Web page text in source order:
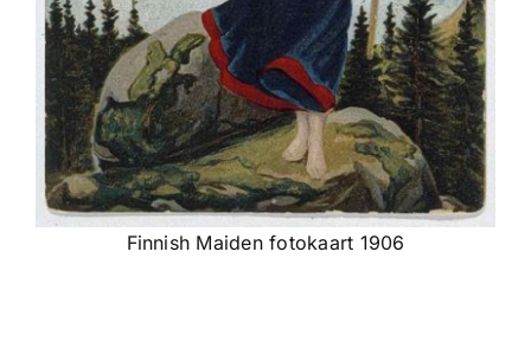
Finnish Maiden fotokaart 1906